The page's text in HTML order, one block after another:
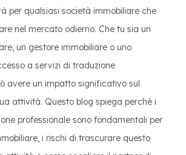
per qualsiasi società immobiliare che
nel mercato odierno. Che tu sia un
un gestore immobiliare o uno
a servizi di traduzione
avere un impatto significativo sul
attività. Questo blog spiega perché i
professionale sono fondamentali per
i rischi di trascurare questo